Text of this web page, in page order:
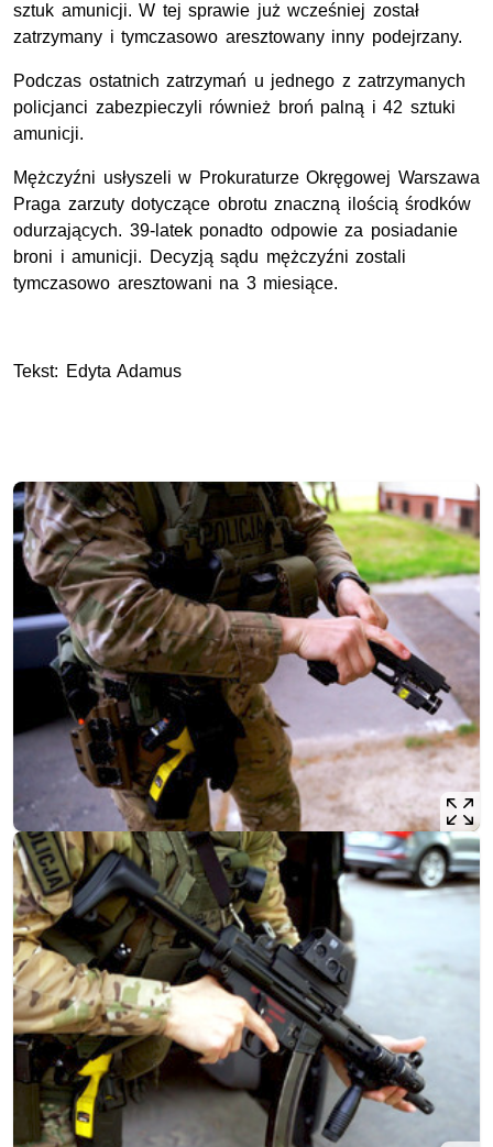
sztuk amunicji. W tej sprawie już wcześniej został
zatrzymany i tymczasowo aresztowany inny podejrzany.
Podczas ostatnich zatrzymań u jednego z zatrzymanych
policjanci zabezpieczyli również broń palną i 42 sztuki
amunicji.
Mężczyźni usłyszeli w Prokuraturze Okręgowej Warszawa
Praga zarzuty dotyczące obrotu znaczną ilością środków
odurzających. 39-latek ponadto odpowie za posiadanie
broni i amunicji. Decyzją sądu mężczyźni zostali
tymczasowo aresztowani na 3 miesiące.
Tekst: Edyta Adamus